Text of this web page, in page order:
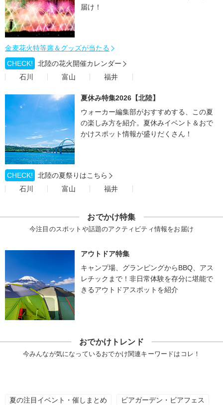
届け！
金麦花火特等席＆グッズが当たる
CHECK!
北陸の花火開催カレンダー
石川
富山 福井
夏休み特集2026【北陸】
ウォーカー編集部がおすすめする、この夏
の楽しみ方を紹介。夏休みイベント＆おで
かけスポット情報が盛りだくさん！
CHECK!
北陸の夏祭りはこちら
石川
富山 福井
おでかけ特集
今注目のスポットや話題のアクティビティ情報をお届け
アウトドア特集
キャンプ場、グランピングからBBQ、アス
レチックまで！非日常体験を存分に堪能で
きるアウトドアスポットを紹介
おでかけトレンド
今みんなが気になっているおでかけ関連キーワードはコレ！
夏の注目イベント・催しまとめ ビアガーデン・ビアフェス